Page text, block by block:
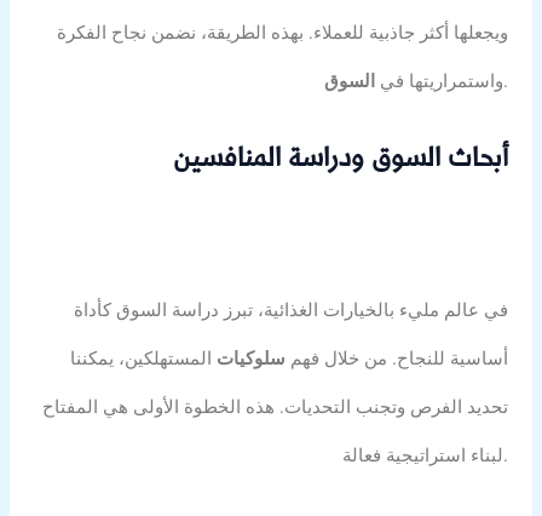
ويجعلها أكثر جاذبية للعملاء. بهذه الطريقة، نضمن نجاح الفكرة
واستمراريتها في السوق .
أبحاث السوق ودراسة المنافسين
في عالم مليء بالخيارات الغذائية، تبرز دراسة السوق كأداة
أساسية للنجاح. من خلال فهم سلوكيات المستهلكين، يمكننا
تحديد الفرص وتجنب التحديات. هذه الخطوة الأولى هي المفتاح
لبناء استراتيجية فعالة.